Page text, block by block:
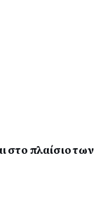
στο πλαίσιο των